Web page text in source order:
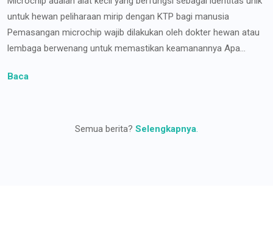
untuk hewan peliharaan mirip dengan KTP bagi manusia
Pemasangan microchip wajib dilakukan oleh dokter hewan atau
lembaga berwenang untuk memastikan keamanannya Apa...
Baca
Semua berita? Selengkapnya.